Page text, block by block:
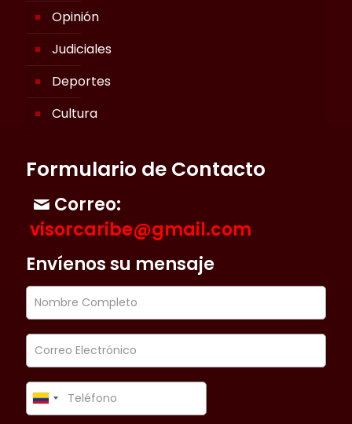
Opinión
Judiciales
Deportes
Cultura
Formulario de Contacto
Correo:
visorcaribe@gmail.com
Envíenos su mensaje